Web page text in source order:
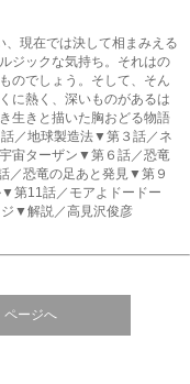
現在では決して相まみえる
ジックな気持ち。それはの
のでしょう。そして、そん
に熱く、深いものがあるは
生きと描いた胸おどる物語
／地球製造法▼第３話／ネ
宙ターザン▼第６話／恐竜
／恐竜の足あと発見▼第９
第11話／モアよドードー
▼解説／高見沢俊彦
ージへ